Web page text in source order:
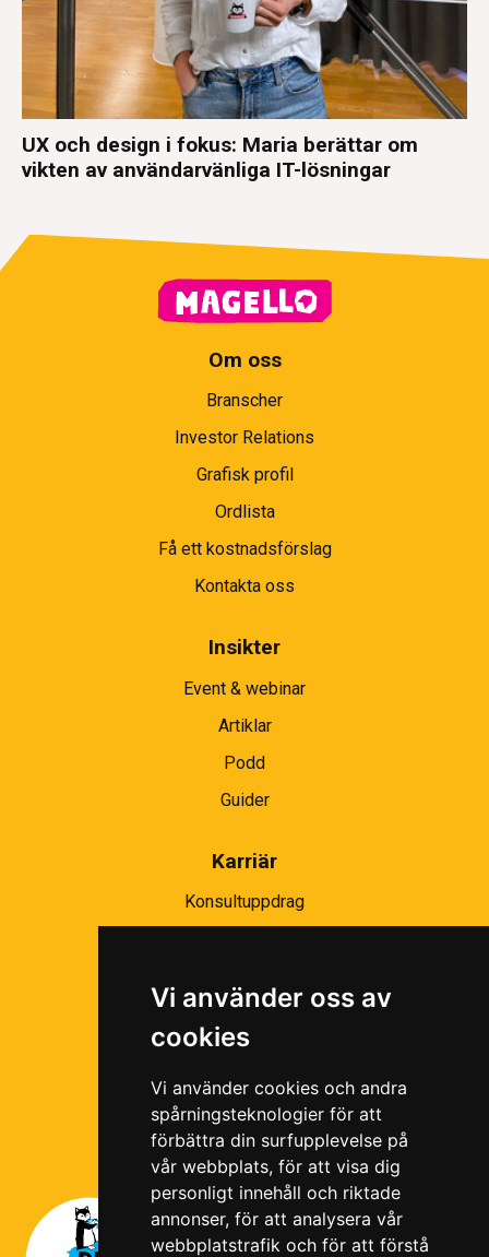
Vi använder oss av
cookies
Vi använder cookies och andra
spårningsteknologier för att
förbättra din surfupplevelse på
vår webbplats, för att visa dig
personligt innehåll och riktade
annonser, för att analysera vår
webbplatstrafik och för att förstå
UX och design i fokus: Maria berättar om
vikten av användarvänliga IT-lösningar
Om oss
Branscher
Investor Relations
Grafisk profil
Ordlista
Få ett kostnadsförslag
Kontakta oss
Insikter
Event & webinar
Artiklar
Podd
Guider
Karriär
Konsultuppdrag
Ramavtal